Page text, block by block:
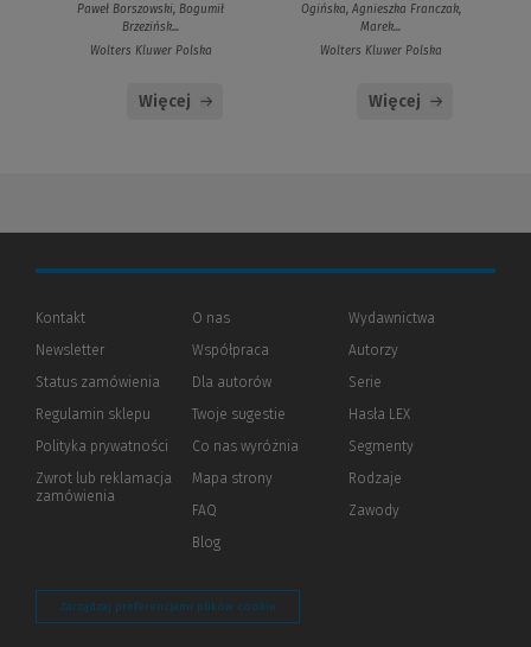
Paweł Borszowski, Bogumił
Brzezińsk...
Wolters Kluwer Polska
Więcej
Ogińska, Agnieszka Franczak,
Marek...
Wolters Kluwer Polska
Więcej
Kontakt
Newsletter
Status zamówienia
Regulamin sklepu
Polityka prywatności (Nowe
(Link
innej
Zwrot lub reklamacja
zamówienia
O nas
Współpraca
Dla autorów(Nowe
(Link
innej
strony)
Twoje sugestie
Co nas wyróżnia
Mapa strony
FAQ
Blog
Wydawnictwa
Autorzy
Serie
Hasła LEX
Segmenty
Rodzaje
Zawody
Zarządzaj preferencjami plików cookie